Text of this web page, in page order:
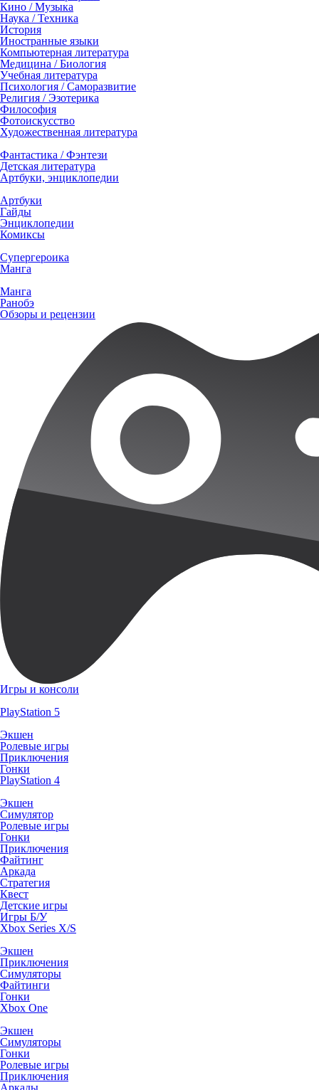
Кино / Музыка
Наука / Техника
История
Иностранные языки
Компьютерная литература
Медицина / Биология
Учебная литература
Психология / Саморазвитие
Религия / Эзотерика
Философия
Фотоискусство
Художественная литература
Фантастика / Фэнтези
Детская литература
Артбуки, энциклопедии
Артбуки
Гайды
Энциклопедии
Комиксы
Супергероика
Манга
Манга
Ранобэ
Обзоры и рецензии
Игры и консоли
PlayStation 5
Экшен
Ролевые игры
Приключения
Гонки
PlayStation 4
Экшен
Симулятор
Ролевые игры
Гонки
Приключения
Файтинг
Аркада
Стратегия
Квест
Детские игры
Игры Б/У
Xbox Series X/S
Экшен
Приключения
Симуляторы
Файтинги
Гонки
Xbox One
Экшен
Симуляторы
Гонки
Ролевые игры
Приключения
Аркады